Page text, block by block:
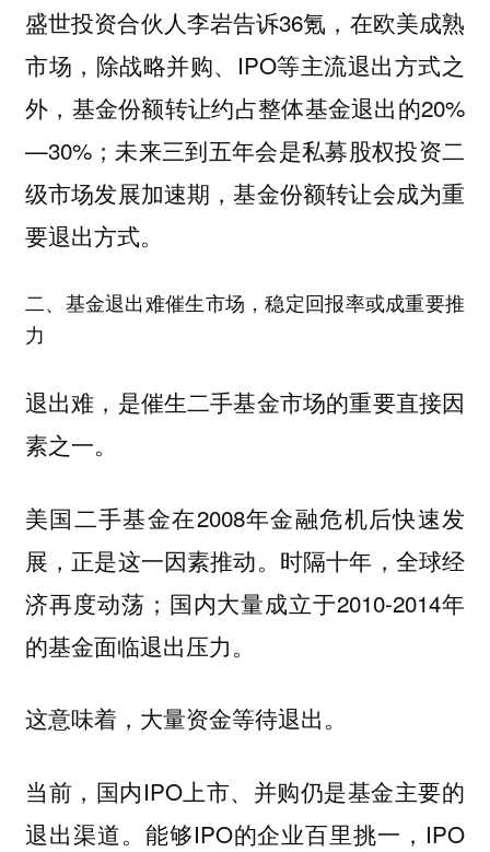
盛世投资合伙人李岩告诉36氪， 在欧美成熟
市场，除战略并购、IPO等主流退出方式之
外，基金份额转让约占整体基金退出的20%
—30%；未来三到五年会是私募股权投资二
级市场发展加速期，基金份额转让会成为重
要退出方式。
二、基金退出难催生市场，稳定回报率或成重要推
力
退出难，是催生二手基金市场的重要直接因
素之一。
美国二手基金在2008年金融危机后快速发
展，正是这一因素推动。 时隔十年，全球经
济再度动荡；国内大量成立于2010-2014年
的基金面临退出压力。
这意味着，大量资金等待退出。
当前，国内IPO上市、并购仍是基金主要的
退出渠道。能够IPO的企业百里挑一，IPO